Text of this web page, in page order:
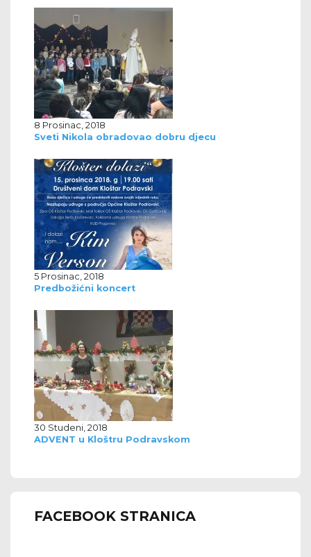
8 Prosinac, 2018
Sveti Nikola obradovao dobru djecu
5 Prosinac, 2018
Predbožićni koncert
30 Studeni, 2018
ADVENT u Kloštru Podravskom
FACEBOOK STRANICA